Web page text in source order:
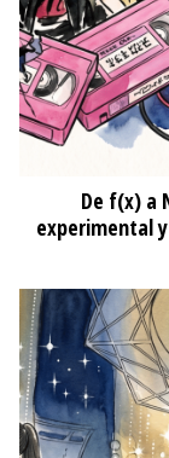
De f(x) a
experimental